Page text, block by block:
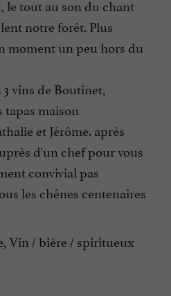
le tout au son du chant
notre forêt. Plus
moment un peu hors du
vins de Boutinet,
tapas maison
et Jérôme. après
d'un chef pour vous
convivial pas
les chênes centenaires
Vin / bière / spiritueux